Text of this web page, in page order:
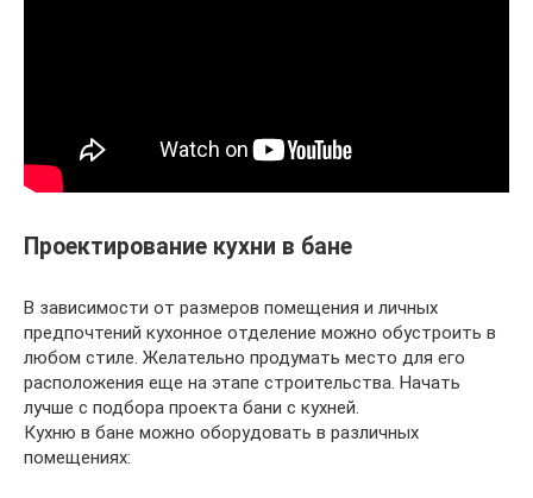
Проектирование кухни в бане
В зависимости от размеров помещения и личных
предпочтений кухонное отделение можно обустроить в
любом стиле. Желательно продумать место для его
расположения еще на этапе строительства. Начать
лучше с подбора проекта бани с кухней.
Кухню в бане можно оборудовать в различных
помещениях: